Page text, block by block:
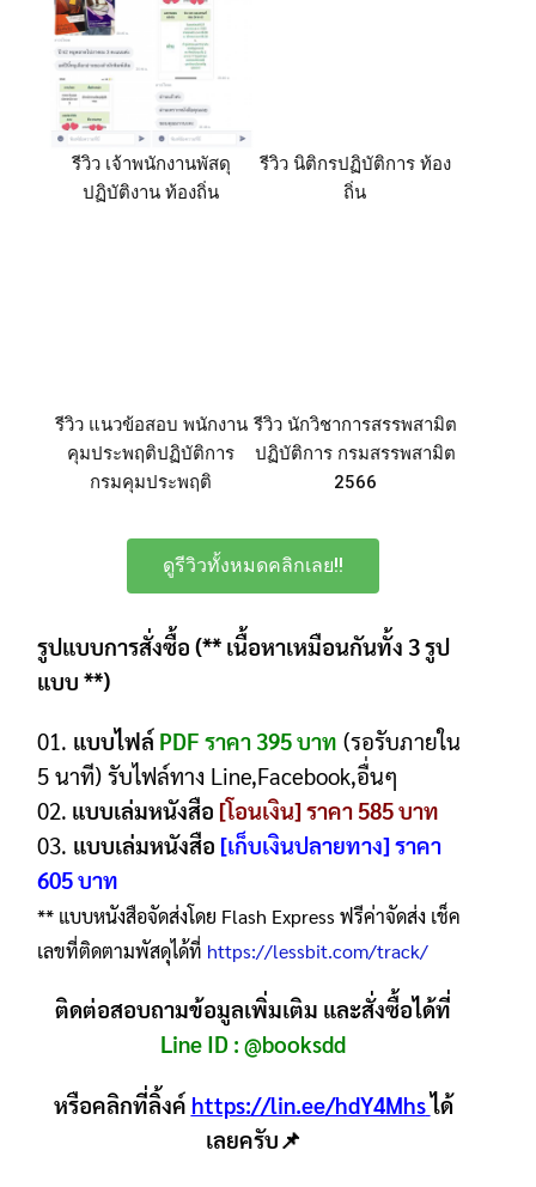
รีวิว เจ้าพนักงานพัสดุ
ปฏิบัติงาน ท้องถิ่น
รีวิว นิติกรปฏิบัติการ ท้อง
ถิ่น
รีวิว แนวข้อสอบ พนักงาน
คุมประพฤติปฏิบัติการ
กรมคุมประพฤติ
รีวิว นักวิชาการสรรพสามิต
ปฏิบัติการ กรมสรรพสามิต
2566
ดูรีวิวทั้งหมดคลิกเลย!!
รูปแบบการสั่งซื้อ (** เนื้อหาเหมือนกันทั้ง 3 รูป
แบบ **)
01. แบบไฟล์ PDF ราคา 395 บาท (รอรับภายใน
5 นาที) รับไฟล์ทาง Line,Facebook,อื่นๆ
02. แบบเล่มหนังสือ [โอนเงิน] ราคา 585 บาท
03. แบบเล่มหนังสือ [เก็บเงินปลายทาง] ราคา
605 บาท
** แบบหนังสือจัดส่งโดย Flash Express ฟรีค่าจัดส่ง เช็ค
เลขที่ติดตามพัสดุได้ที่ https://lessbit.com/track/
ติดต่อสอบถามข้อมูลเพิ่มเติม และสั่งซื้อได้ที่
Line ID :@booksdd
หรือคลิกที่ลิ้งค์ https://lin.ee/hdY4Mhsได้
เลยครับ📌